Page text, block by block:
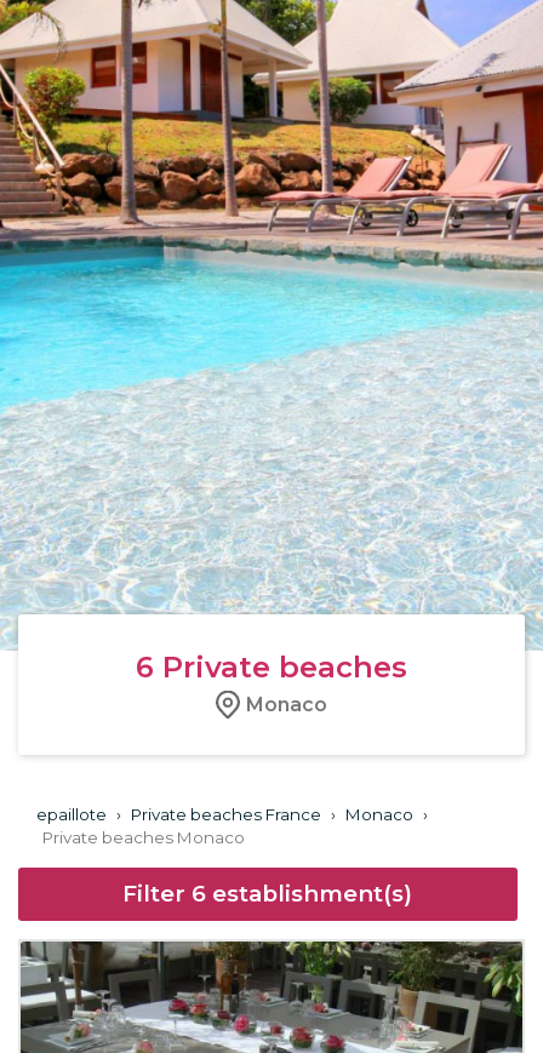
6 Private beaches
Monaco
epaillote › Private beaches France › Monaco ›
Private beaches Monaco
Filter 6 establishment(s)